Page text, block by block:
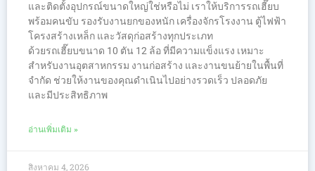
และติดตั้งอุปกรณ์ขนาดใหญ่ใช่หรือไม่ เราให้บริการรถเฮี๊ยบ
พร้อมคนขับ รองรับงานยกของหนัก เครื่องจักรโรงงาน ตู้ไฟฟ้า
โครงสร้างเหล็ก และวัสดุก่อสร้างทุกประเภท
ด้วยรถเฮี๊ยบขนาด 10 ตัน 12 ล้อ ที่มีความแข็งแรง เหมาะ
สำหรับงานอุตสาหกรรม งานก่อสร้าง และงานขนย้ายในพื้นที่
จำกัด ช่วยให้งานของคุณดำเนินไปอย่างรวดเร็ว ปลอดภัย
และมีประสิทธิภาพ
อ่านเพิ่มเติม »
สิงหาคม 4, 2026